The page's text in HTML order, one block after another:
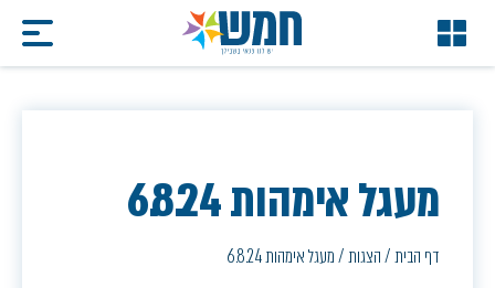
מעגל אימהות 6.8.24
דף הבית/הצגות/מעגל אימהות 6.8.24